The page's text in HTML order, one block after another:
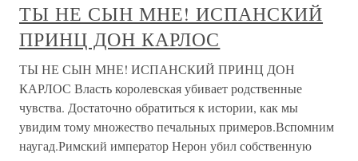
ТЫ НЕ СЫН МНЕ! ИСПАНСКИЙ
ПРИНЦ ДОН КАРЛОС
ТЫ НЕ СЫН МНЕ! ИСПАНСКИЙ ПРИНЦ ДОН
КАРЛОС Власть королевская убивает родственные
чувства. Достаточно обратиться к истории, как мы
увидим тому множество печальных примеров.Вспомним
наугад.Римский император Нерон убил собственную